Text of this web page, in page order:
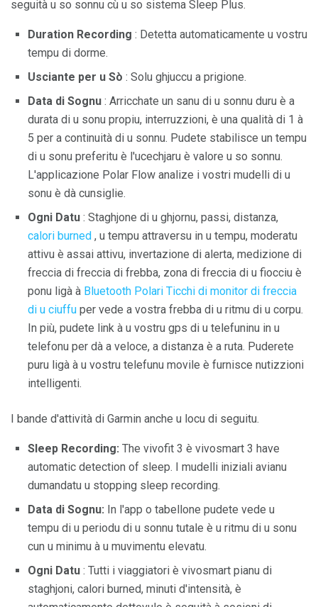
seguità u so sonnu cù u so sistema Sleep Plus.
Duration Recording : Detetta automaticamente u vostru
tempu di dorme.
Usciante per u Sò : Solu ghjuccu a prigione.
Data di Sognu : Arricchate un sanu di u sonnu duru è a
durata di u sonu propiu, interruzzioni, è una qualità di 1 à
5 per a continuità di u sonnu. Pudete stabilisce un tempu
di u sonu preferitu è ​​l'ucechjaru è valore u so sonnu.
L'applicazione Polar Flow analize i vostri mudelli di u
sonu è dà cunsiglie.
Ogni Datu : Staghjone di u ghjornu, passi, distanza,
calori burned , u tempu attraversu in u tempu, moderatu
attivu è assai attivu, invertazione di alerta, medizione di
freccia di freccia di frebba, zona di freccia di u fiocciu è
ponu ligà à Bluetooth Polari Ticchi di monitor di freccia
di u ciuffu per vede a vostra frebba di u ritmu di u corpu.
In più, pudete link à u vostru gps di u telefuninu in u
telefonu per dà a veloce, a distanza è a ruta. Puderete
puru ligà à u vostru telefunu movile è furnisce nutizzioni
intelligenti.
I bande d'attività di Garmin anche u locu di seguitu.
Sleep Recording: The vivofit 3 è vivosmart 3 have
automatic detection of sleep. I mudelli iniziali avianu
dumandatu u stopping sleep recording.
Data di Sognu: In l'app o tabellone pudete vede u
tempu di u periodu di u sonnu tutale è u ritmu di u sonu
cun u minimu à u muvimentu elevatu.
Ogni Datu : Tutti i viaggiatori è vivosmart pianu di
staghjoni, calori burned, minuti d'intensità, è